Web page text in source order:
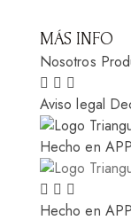
MÁS INFO
Nosotros
Aviso legal
Hecho en APP_
Hecho en APP_